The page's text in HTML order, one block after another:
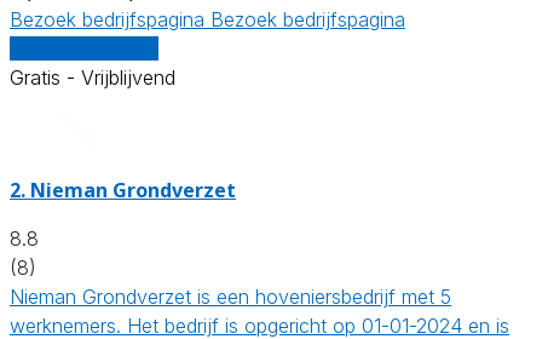
Bezoek bedrijfspagina Bezoek bedrijfspagina
Gratis - Vrijblijvend
2. Nieman Grondverzet
8.8
(8)
Nieman Grondverzet is een hoveniersbedrijf met 5
werknemers. Het bedrijf is opgericht op 01-01-2024 en is